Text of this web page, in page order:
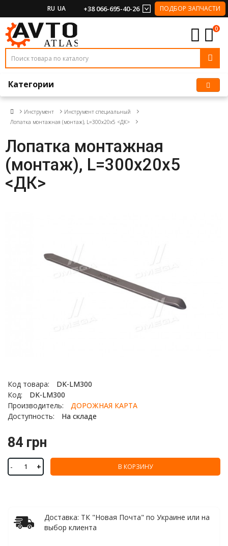
RU UA +38 066-695-40-26 ПОДБОР ЗАПЧАСТИ
0
Категории
Инструмент
Инструмент специальный
Лопатка монтажная (монтаж), L=300х20х5 <ДК>
Лопатка монтажная
(монтаж), L=300х20х5
<ДК>
Код товара:
DK-LM300
Код:
DK-LM300
Производитель:
ДОРОЖНАЯ КАРТА
Доступность:
На складе
84 грн
- + В КОРЗИНУ
Доставка: ТК "Новая Почта" по Украине или на
выбор клиента